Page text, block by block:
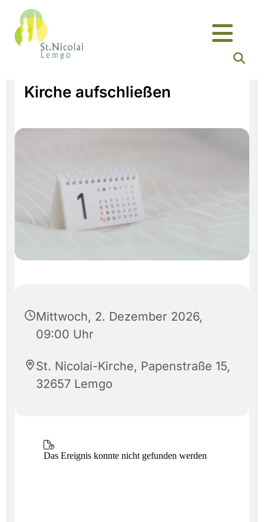
Kirche aufschließen
Mittwoch, 2. Dezember 2026,
09:00 Uhr
St. Nicolai-Kirche, Papenstraße 15,
32657 Lemgo